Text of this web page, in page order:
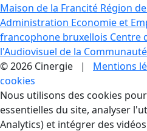
Maison de la Francité Région
Administration Economie et
francophone bruxellois Centre
l'Audiovisuel de la
© 2026 Cinergie | Mentions
cookies
Gestion des Cookies
Nous utilisons des cookies
essentielles du site, analyser
Analytics) et intégrer des